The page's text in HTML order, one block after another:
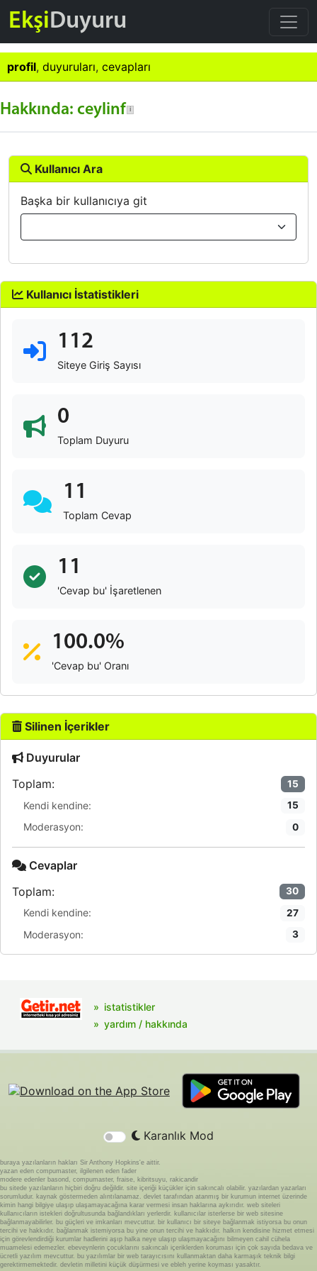
EkşiDuyuru
profil, duyuruları, cevapları
Hakkında: ceylinf
Kullanıcı Ara
Başka bir kullanıcıya git
Kullanıcı İstatistikleri
112
Siteye Giriş Sayısı
0
Toplam Duyuru
11
Toplam Cevap
11
'Cevap bu' İşaretlenen
100.0%
'Cevap bu' Oranı
Silinen İçerikler
Duyurular
Toplam:
15
Kendi kendine: 15
Moderasyon: 0
Cevaplar
Toplam:
30
Kendi kendine: 27
Moderasyon: 3
istatistikler
yardım / hakkında
Karanlık Mod
buraya yazılanların hakları Sir Anthony Hopkins'e aittir.
yazan eden compumaster, ilgilenen eden fader
modere edenler basond, compumaster, fraise, kibritsuyu, rakicandir
bu sitede yazılanların hiçbiri doğru değildir. site içeriği küçükler için sakıncalı olabilir. yazılardan yazarları
sorumludur. kaynak göstermeden alıntılanamaz. devlet tarafından atanmış bir kurumun internet üzerinde
kimin hangi bilgiye ulaşıp ulaşamayacağına karar vermesi insan haklarına aykırıdır. web siteleri
kullanıcıların istekleri doğrultusunda bağlandıkları yerlerdir. kullanıcılar isterlerse bir web sitesine
bağlanmayabilirler. bu güçleri ve imkanları mevcuttur. bir kullanıcı bir siteye bağlanmak istiyorsa bu onun
tercihi ve hakkıdır. bağlanmak istemiyorsa bu yine onun tercihi ve hakkıdır. halkın kendisine hizmet etmesi
için görevlendirdiği kurumlar hadlerini aşıp halka neye ulaşıp ulaşmayacağını bilmeyen cahil cühela
muamelesi edemezler. ebeveynlerin çocuklarını sakıncalı içeriklerden koruması için çok sayıda bedava ve
ücretli yazılım mevcuttur. bu yazılımlar bir web tarayıcısını kullanmaktan daha karmaşık teknik bilgi
gerektirmemektedir. devletin milletini küçük düşürmesi ve ebleh yerine koyması yasaktır.